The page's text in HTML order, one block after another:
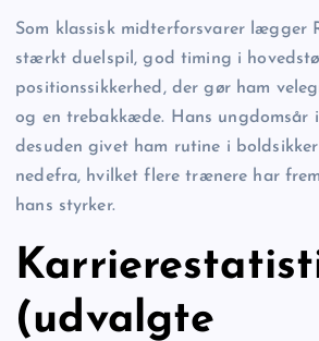
Som klassisk midterforsvarer lægger
stærkt duelspil, god timing i
positionssikkerhed, der gør ham
og en trebakkæde. Hans ungdomsår
desuden givet ham rutine i
nedefra, hvilket flere trænere har
hans styrker.
(udvalgte